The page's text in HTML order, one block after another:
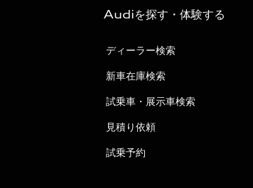
Audiを探す・体験する
ディーラー検索
新車在庫検索
試乗車・展示車検索
見積り依頼
試乗予約